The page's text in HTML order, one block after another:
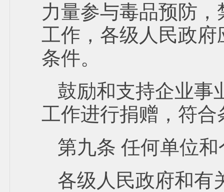
力量参与毒品预防
工作，各级人民政
条件。
鼓励和支持企业事
工作进行捐赠，符
第九条 任何单位
各级人民政府和有